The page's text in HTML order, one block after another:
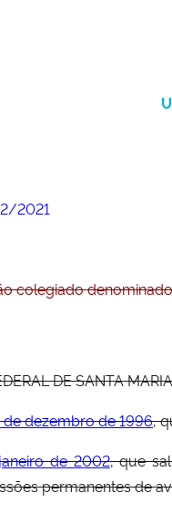
2021
colegiado
DE SANTA
de dezembro de 1996,
de 2002, que
permanentes de